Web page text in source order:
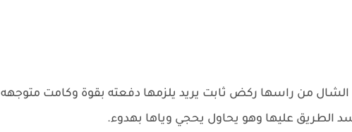
من راسها ركض ثابت يريد يلزمها دفعته بقوة وكامت متوجهه
عليها وهو يحاول يحجي وياها بهدوء.